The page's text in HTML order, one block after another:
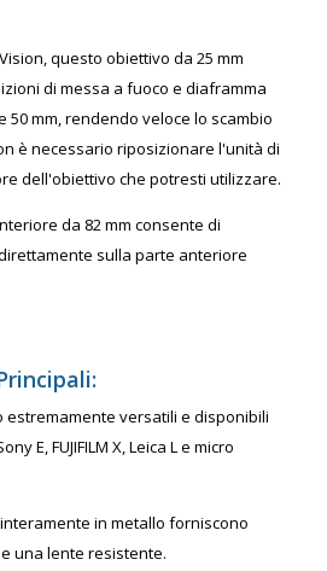
questo obiettivo da 25 mm
di messa a fuoco e diaframma
50 mm, rendendo veloce lo scambio
è necessario riposizionare l'unità di
dell'obiettivo che potresti utilizzare.
da 82 mm consente di
sulla parte anteriore
estremamente versatili e disponibili
E, FUJIFILM X, Leica L e micro
in metallo forniscono
una lente resistente.